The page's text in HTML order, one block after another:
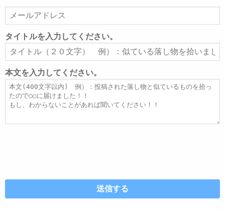
ー
ル
ア
ド
レ
ス
タイトルを入力してください。
タ
イ
ト
ル
本文を入力してください。
本
文